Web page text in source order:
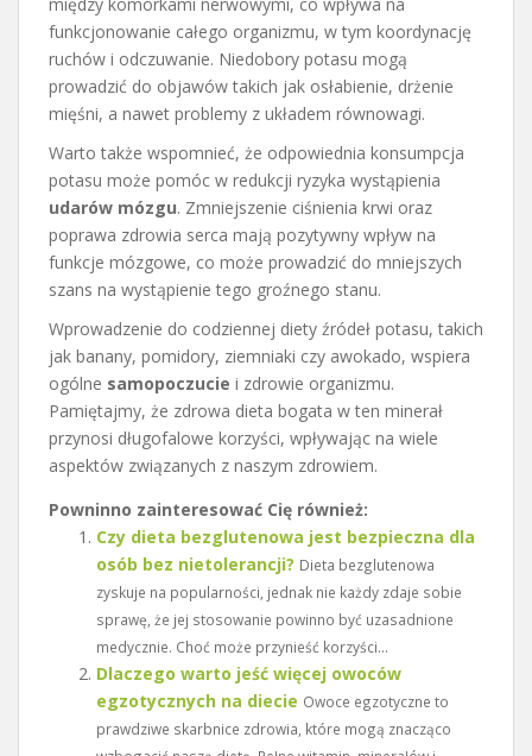
funkcjonowanie całego organizmu, w tym koordynację
ruchów i odczuwanie. Niedobory potasu mogą
prowadzić do objawów takich jak osłabienie, drżenie
mięśni, a nawet problemy z układem równowagi.
Warto także wspomnieć, że odpowiednia konsumpcja
potasu może pomóc w redukcji ryzyka wystąpienia
udarów mózgu. Zmniejszenie ciśnienia krwi oraz
poprawa zdrowia serca mają pozytywny wpływ na
funkcje mózgowe, co może prowadzić do mniejszych
szans na wystąpienie tego groźnego stanu.
Wprowadzenie do codziennej diety źródeł potasu, takich
jak banany, pomidory, ziemniaki czy awokado, wspiera
ogólne samopoczucie i zdrowie organizmu.
Pamiętajmy, że zdrowa dieta bogata w ten minerał
przynosi długofalowe korzyści, wpływając na wiele
aspektów związanych z naszym zdrowiem.
Powninno zainteresować Cię również:
Czy dieta bezglutenowa jest bezpieczna dla
osób bez nietolerancji? Dieta bezglutenowa
zyskuje na popularności, jednak nie każdy zdaje sobie
sprawę, że jej stosowanie powinno być uzasadnione
medycznie. Choć może przynieść korzyści...
Dlaczego warto jeść więcej owoców
egzotycznych na diecie Owoce egzotyczne to
prawdziwe skarbnice zdrowia, które mogą znacząco